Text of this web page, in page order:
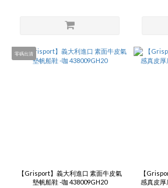
零碼出清
【Grisport】義大利進口 素面牛皮氣
墊帆船鞋 -咖 438009GH20
【
感真皮厚